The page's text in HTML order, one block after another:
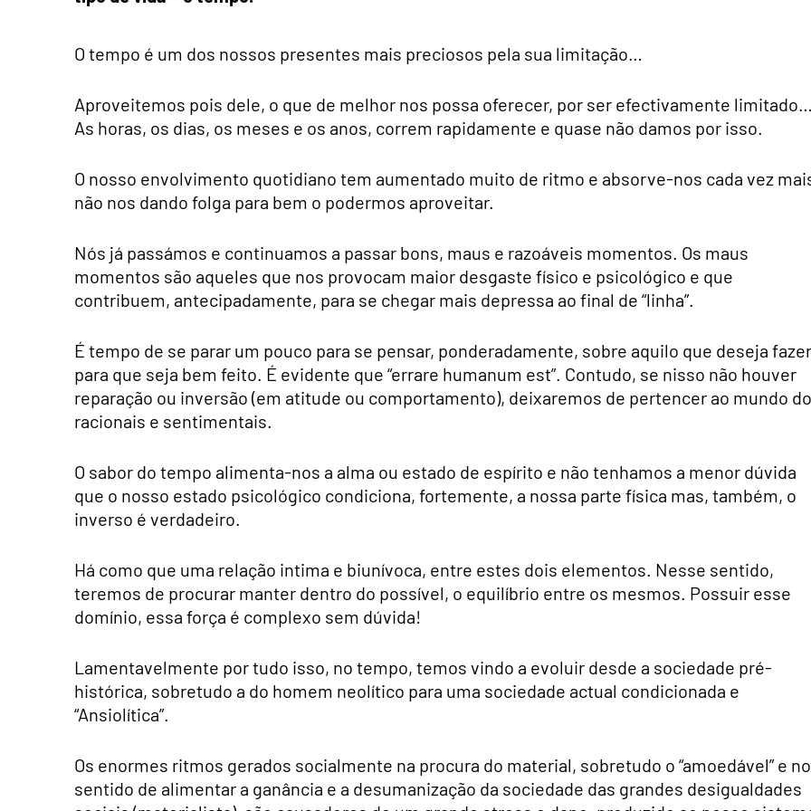
O tempo é um dos nossos presentes mais preciosos pela sua limitação…
Aproveitemos pois dele, o que de melhor nos possa oferecer, por ser efectivamente limitado…
As horas, os dias, os meses e os anos, correm rapidamente e quase não damos por isso.
O nosso envolvimento quotidiano tem aumentado muito de ritmo e absorve-nos cada vez
não nos dando folga para bem o podermos aproveitar.
Nós já passámos e continuamos a passar bons, maus e razoáveis momentos. Os maus
momentos são aqueles que nos provocam maior desgaste físico e psicológico e que
contribuem, antecipadamente, para se chegar mais depressa ao final de “linha”.
É tempo de se parar um pouco para se pensar, ponderadamente, sobre aquilo que deseja
para que seja bem feito. É evidente que “errare humanum est”. Contudo, se nisso não houver
reparação ou inversão (em atitude ou comportamento), deixaremos de pertencer ao mundo
racionais e sentimentais.
O sabor do tempo alimenta-nos a alma ou estado de espírito e não tenhamos a menor dúvida
que o nosso estado psicológico condiciona, fortemente, a nossa parte física mas, também, o
inverso é verdadeiro.
Há como que uma relação intima e biunívoca, entre estes dois elementos. Nesse sentido,
teremos de procurar manter dentro do possível, o equilíbrio entre os mesmos. Possuir esse
domínio, essa força é complexo sem dúvida!
Lamentavelmente por tudo isso, no tempo, temos vindo a evoluir desde a sociedade pré-
histórica, sobretudo a do homem neolítico para uma sociedade actual condicionada e
“Ansiolítica”.
Os enormes ritmos gerados socialmente na procura do material, sobretudo o “amoedável” e no
sentido de alimentar a ganância e a desumanização da sociedade das grandes desigualdades